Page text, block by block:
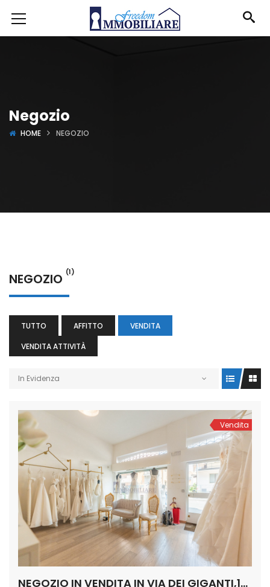
Negozio
HOME NEGOZIO
NEGOZIO (1)
TUTTO AFFITTO
VENDITA
VENDITA ATTIVITÀ
In Evidenza
Vendita
NEGOZIO IN VENDITA IN VIA DEI GIGANTI,16 SAN GIULIANO MILANESE (RIF. SGM86)